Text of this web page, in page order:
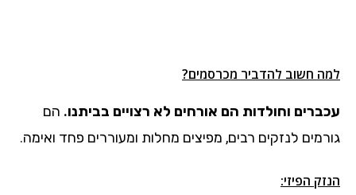
למה חשוב להדביר מכרסמים?
עכברים וחולדות הם אורחים לא רצויים בביתנו. הם
גורמים לנזקים רבים, מפיצים מחלות ומעוררים פחד ואימה.
הנזק הפיזי: